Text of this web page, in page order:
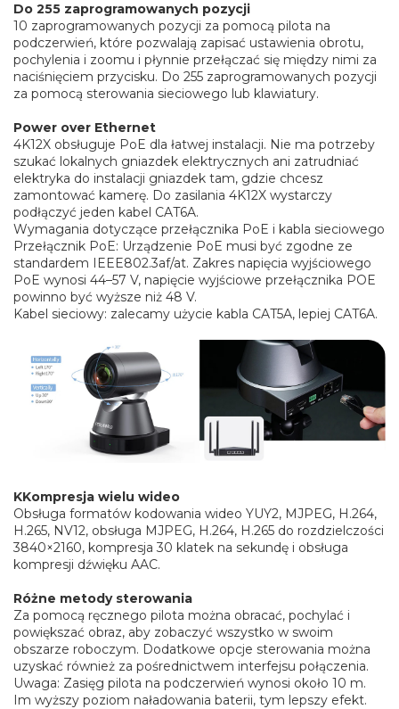
Do 255 zaprogramowanych pozycji
10 zaprogramowanych pozycji za pomocą pilota na
podczerwień, które pozwalają zapisać ustawienia obrotu,
pochylenia i zoomu i płynnie przełączać się między nimi za
naciśnięciem przycisku. Do 255 zaprogramowanych pozycji
za pomocą sterowania sieciowego lub klawiatury.
Power over Ethernet
4K12X obsługuje PoE dla łatwej instalacji. Nie ma potrzeby
szukać lokalnych gniazdek elektrycznych ani zatrudniać
elektryka do instalacji gniazdek tam, gdzie chcesz
zamontować kamerę. Do zasilania 4K12X wystarczy
podłączyć jeden kabel CAT6A.
Wymagania dotyczące przełącznika PoE i kabla sieciowego
Przełącznik PoE: Urządzenie PoE musi być zgodne ze
standardem IEEE802.3af/at. Zakres napięcia wyjściowego
PoE wynosi 44–57 V, napięcie wyjściowe przełącznika POE
powinno być wyższe niż 48 V.
Kabel sieciowy: zalecamy użycie kabla CAT5A, lepiej CAT6A.
KKompresja wielu wideo
Obsługa formatów kodowania wideo YUY2, MJPEG, H.264,
H.265, NV12, obsługa MJPEG, H.264, H.265 do rozdzielczości
3840×2160, kompresja 30 klatek na sekundę i obsługa
kompresji dźwięku AAC.
Różne metody sterowania
Za pomocą ręcznego pilota można obracać, pochylać i
powiększać obraz, aby zobaczyć wszystko w swoim
obszarze roboczym. Dodatkowe opcje sterowania można
uzyskać również za pośrednictwem interfejsu połączenia.
Uwaga: Zasięg pilota na podczerwień wynosi około 10 m.
Im wyższy poziom naładowania baterii, tym lepszy efekt.